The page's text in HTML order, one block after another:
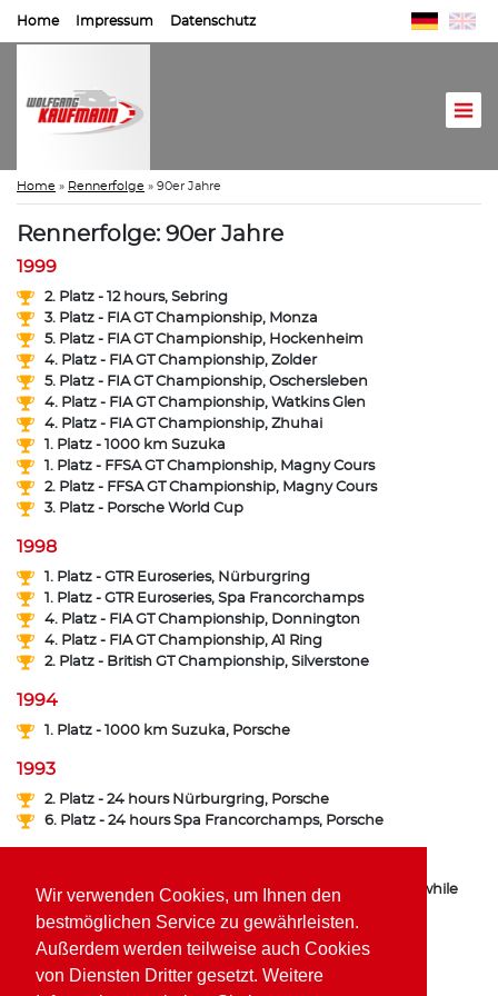
Wir verwenden Cookies, um Ihnen den
bestmöglichen Service zu gewährleisten.
Außerdem werden teilweise auch Cookies
von Diensten Dritter gesetzt. Weitere
Home Impressum Datenschutz
Home » Rennerfolge » 90er Jahre
Rennerfolge: 90er Jahre
1999
2. Platz - 12 hours, Sebring
3. Platz - FIA GT Championship, Monza
5. Platz - FIA GT Championship, Hockenheim
4. Platz - FIA GT Championship, Zolder
5. Platz - FIA GT Championship, Oschersleben
4. Platz - FIA GT Championship, Watkins Glen
4. Platz - FIA GT Championship, Zhuhai
1. Platz - 1000 km Suzuka
1. Platz - FFSA GT Championship, Magny Cours
2. Platz - FFSA GT Championship, Magny Cours
3. Platz - Porsche World Cup
1998
1. Platz - GTR Euroseries, Nürburgring
1. Platz - GTR Euroseries, Spa Francorchamps
4. Platz - FIA GT Championship, Donnington
4. Platz - FIA GT Championship, A1 Ring
2. Platz - British GT Championship, Silverstone
1994
1. Platz - 1000 km Suzuka, Porsche
1993
2. Platz - 24 hours Nürburgring, Porsche
6. Platz - 24 hours Spa Francorchamps, Porsche
6. Platz - German F3 Championship, 3 wins, accident while
1990
3. Platz - German F3 Championship, 3 wins